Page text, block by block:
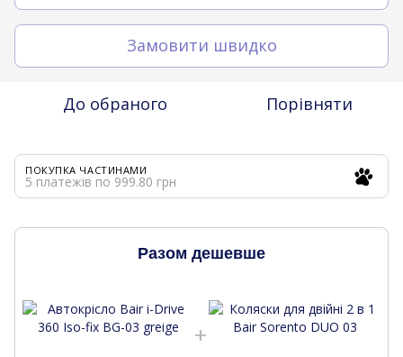
Замовити швидко
До обраного Порівняти
ПОКУПКА ЧАСТИНАМИ
5 платежів по 999.80 грн
Разом дешевше